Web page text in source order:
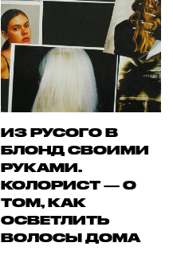
ИЗ РУСОГО В
БЛОНД СВОИМИ
РУКАМИ.
КОЛОРИСТ — О
ТОМ, КАК
ОСВЕТЛИТЬ
ВОЛОСЫ ДОМА